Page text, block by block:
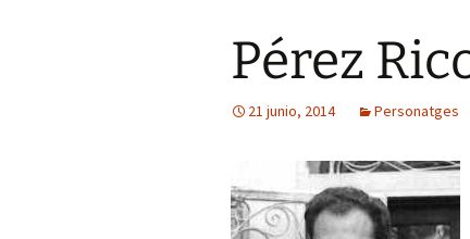
Alcaldes
Fotògrafs
Presidents del Casino
Pérez
21 junio, 2014 Personatges